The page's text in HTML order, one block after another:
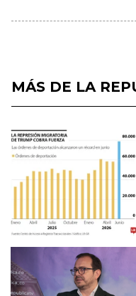
MÁS DE LA